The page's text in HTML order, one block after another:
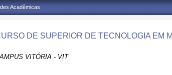
Acadêmicas
DE SUPERIOR DE TECNOLOGIA EM
VITÓRIA - VIT